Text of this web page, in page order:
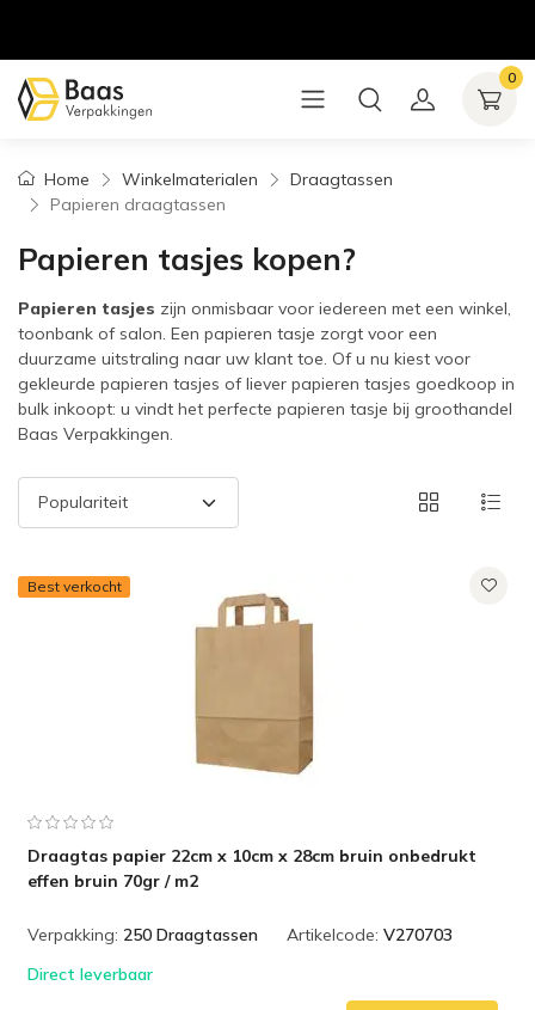
0
Home Winkelmaterialen
Draagtassen
Papieren draagtassen
Papieren tasjes kopen?
Papieren tasjes zijn onmisbaar voor iedereen met een winkel,
toonbank of salon. Een papieren tasje zorgt voor een
duurzame uitstraling naar uw klant toe. Of u nu kiest voor
gekleurde papieren tasjes of liever papieren tasjes goedkoop in
bulk inkoopt: u vindt het perfecte papieren tasje bij groothandel
Baas Verpakkingen.
Best verkocht
Draagtas papier 22cm x 10cm x 28cm bruin onbedrukt
effen bruin 70gr / m2
Verpakking: 250 Draagtassen Artikelcode: V270703
Direct leverbaar